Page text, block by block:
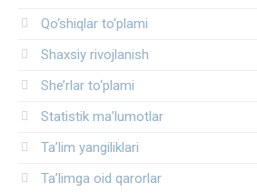
Qo‘shiqlar to‘plami
Shaxsiy rivojlanish
She’rlar to‘plami
Statistik ma’lumotlar
Ta’lim yangiliklari
Ta’limga oid qarorlar